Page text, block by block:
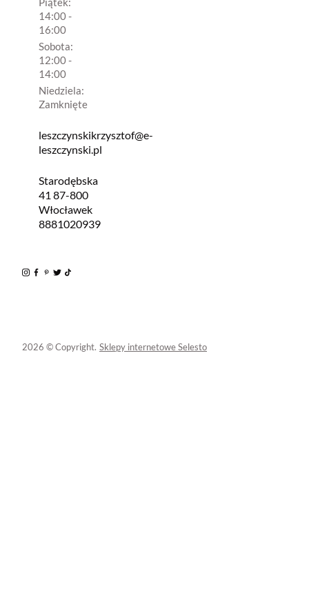
14:00 -
16:00
Sobota:
12:00 -
14:00
Niedziela:
Zamknięte
leszczynskikrzysztof@e-
leszczynski.pl
Starodębska
41 87-800
Włocławek
8881020939
2026 © Copyright. Sklepy internetowe Selesto